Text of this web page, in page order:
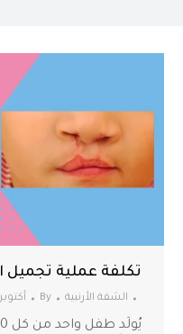
تكلفة عملية تجميل
الشفة الأرنبية By أكتوبر 25, 2022